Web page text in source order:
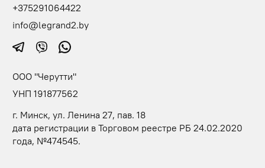
+375291064422
info@legrand2.by
ООО "Черутти"
УНП 191877562
г. Минск, ул. Ленина 27, пав. 18
дата регистрации в Торговом реестре РБ 24.02.2020
года, №474545.